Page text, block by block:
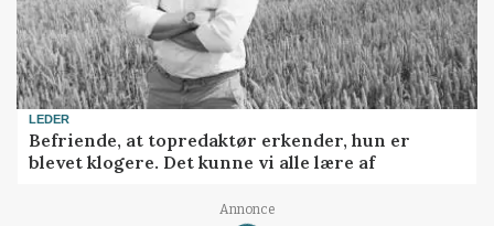
LEDER
Befriende, at topredaktør erkender, hun er
blevet klogere. Det kunne vi alle lære af
Annonce